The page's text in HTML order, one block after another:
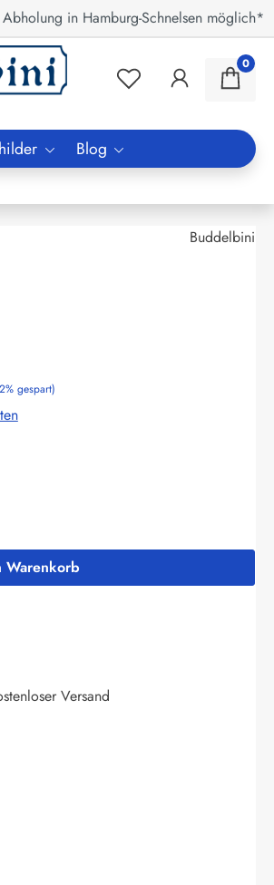
Abholung in Hamburg-Schnelsen möglich*
0
Blog
Buddelbini
gespart)
gewünschten Wert ein
Warenkorb
Versand